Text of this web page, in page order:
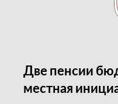
Две пенсии
местная